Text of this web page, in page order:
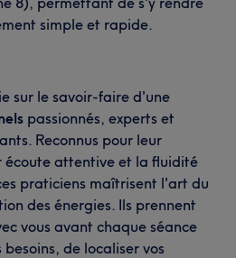
simple et rapide.
sur le savoir-faire d'une
passionnés, experts et
Reconnus pour leur
écoute attentive et la fluidité
praticiens maîtrisent l'art du
des énergies. Ils prennent
vous avant chaque séance
de localiser vos